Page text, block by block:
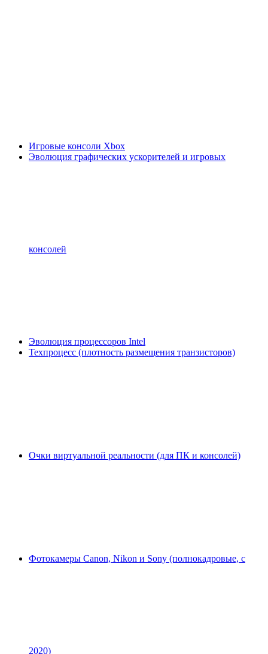
Игровые консоли Xbox
Эволюция графических ускорителей и игровых
консолей
Эволюция процессоров Intel
Техпроцесс (плотность размещения транзисторов)
Очки виртуальной реальности (для ПК и консолей)
Фотокамеры Canon, Nikon и Sony (полнокадровые, с
2020)